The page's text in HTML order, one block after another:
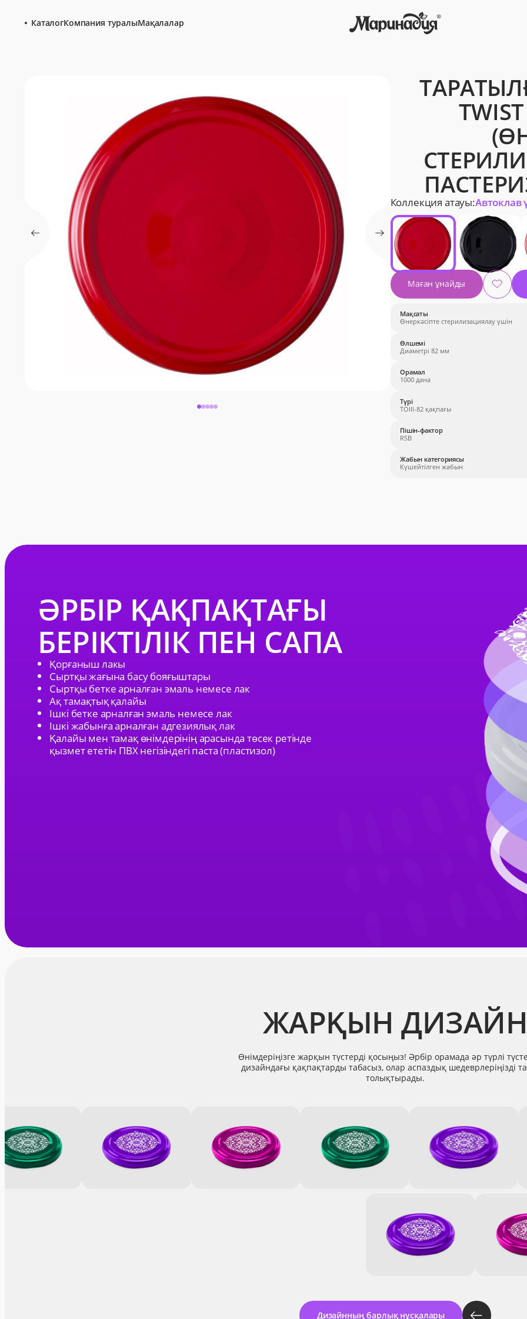
КаталогКомпания туралыМақалалар
Мақсаты
Өнеркәсіпте стерилизациялау үшін
Өлшемі
Диаметрі 82 мм
Орамал
1000 дана
Түрі
TOIII-82 қақпағы
Пішін-фактор
RSB
Жабын категориясы
Күшейтілген жабын
Коллекция атауы:Автоклав
Маған ұнайды
ӘРБІР ҚАҚПАҚТАҒЫ
БЕРІКТІЛІК ПЕН САПА
Қорғаныш лакы
Сыртқы жағына басу бояғыштары
Сыртқы бетке арналған эмаль немесе лак
Ақ тамақтық қалайы
Ішкі бетке арналған эмаль немесе лак
Ішкі жабынға арналған адгезиялық лак
Қалайы мен тамақ өнімдерінің арасында төсек ретінде
қызмет ететін ПВХ негізіндегі паста (пластизол)
ЖАРҚЫН
Өнімдеріңізге жарқын түстерді қосыңыз! Әрбір орамада әр түрлі
дизайндағы қақпақтарды табасыз, олар аспаздық шедеврлеріңізді
толықтырады.
Дизайнның барлық нұсқалары